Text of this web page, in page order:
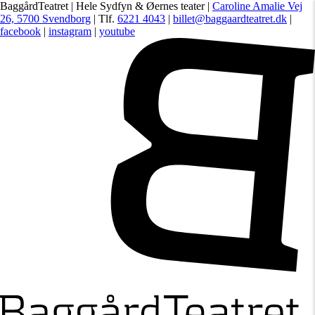
BaggårdTeatret | Hele Sydfyn & Øernes teater | Caroline Amalie Vej
26, 5700 Svendborg | Tlf. 6221 4043 | billet@baggaardteatret.dk |
facebook | instagram | youtube